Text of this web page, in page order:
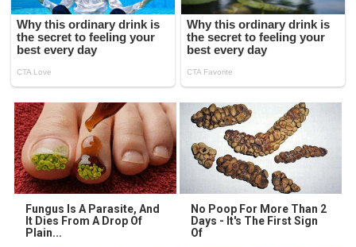
Fungus Is A Parasite, And
It Dies From A Drop Of
Plain...
No Poop For More Than 2
Days - It's The First Sign
Of